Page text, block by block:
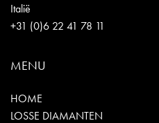
Italië
+31 (0)6 22 41 78 11
MENU
HOME
LOSSE DIAMANTEN